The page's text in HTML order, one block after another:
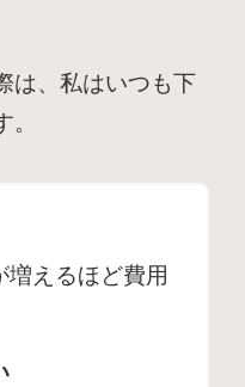
は、私はいつも下
えるほど費用